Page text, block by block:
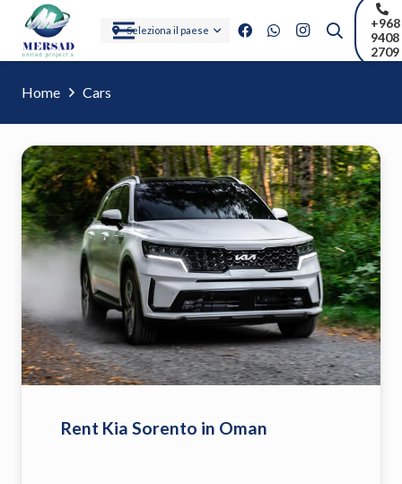
Seleziona il paese
+968
9408
2709
Home Cars
Rent Kia Sorento in Oman